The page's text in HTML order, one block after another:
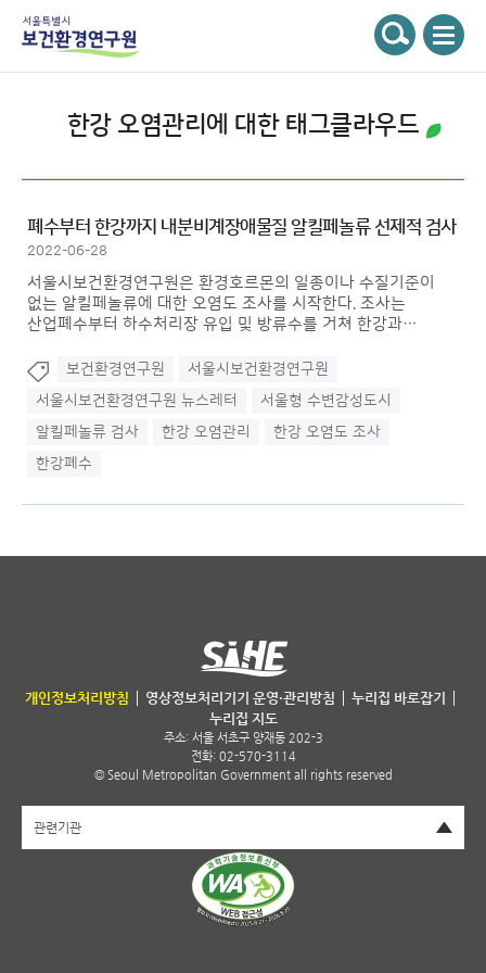
검색
한강 오염관리 에 대한 태그클라우드
폐수부터 한강까지 내분비계장애물질 알킬페놀류 선제적 검사
2022-06-28
서울시보건환경연구원은 환경호르몬의 일종이나 수질기준이
없는 알킬페놀류에 대한 오염도 조사를 시작한다. 조사는
산업폐수부터 하수처리장 유입 및 방류수를 거쳐 한강과
보건환경연구원
서울시보건환경연구원
서울시보건환경연구원 뉴스레터
서울형 수변감성도시
알킬페놀류 검사
한강 오염관리
한강 오염도 조사
한강폐수
서울특별시 보건환경연구원
개인정보처리방침 영상정보처리기기 운영·관리방침
누리집 바로잡기
누리집 지도
주소: 서울 서초구 양재동 202-3
전화: 02-570-3114
© Seoul Metropolitan Government all rights reserved
관련기관펼치기